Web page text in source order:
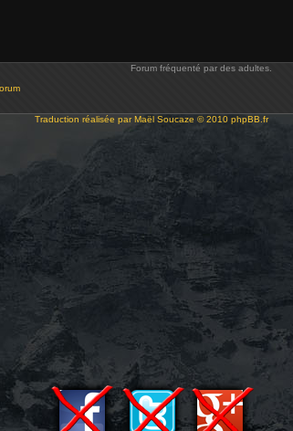
Forum fréquenté par des adultes.
Traduction réalisée parMaël Soucaze © 2010 phpBB.fr